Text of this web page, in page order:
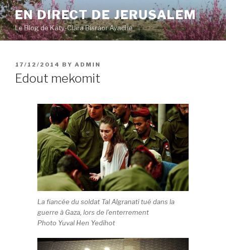
Skip
to
content
EN DIRECT DE JERUSALEM
Le Blog de Katy-Clara Bisraor Ayache
POSTED
ON
17/12/2014 BY ADMIN
Edout mekomit
La fiancée du soldat Tal Algranati tué dans la
guerre à Gaza, lors de l’enterrement
Photo Yuval Hen Yedihot